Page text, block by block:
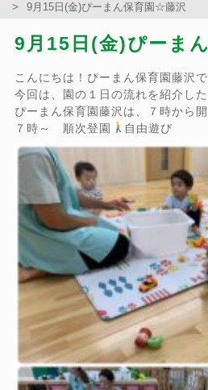
9月15日(金)ぴーまん保育園☆藤沢
9月15日(金)ぴーま
こんにちは！ぴーまん保育園藤沢
今回は、園の１日の流れを紹介し
ぴーまん保育園藤沢は、７時から
７時～ 順次登園
自由遊び